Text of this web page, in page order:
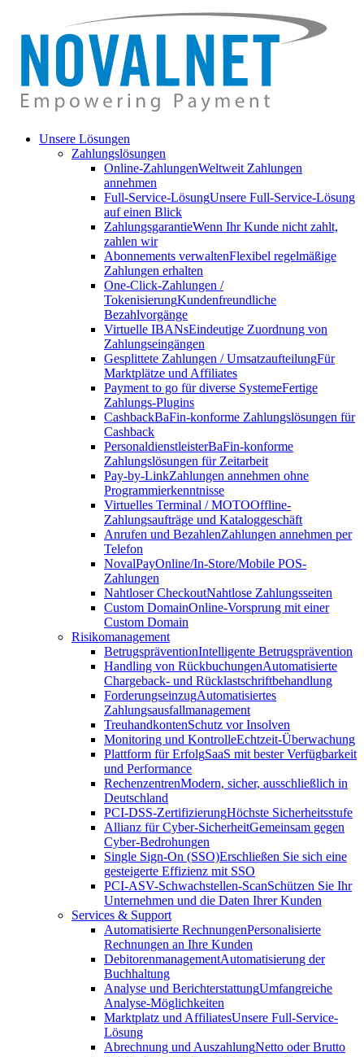
Unsere Lösungen
Zahlungslösungen
Online-ZahlungenWeltweit Zahlungen
annehmen
Full-Service-LösungUnsere Full-Service-Lösung
auf einen Blick
ZahlungsgarantieWenn Ihr Kunde nicht zahlt,
zahlen wir
Abonnements verwaltenFlexibel regelmäßige
Zahlungen erhalten
One-Click-Zahlungen /
TokenisierungKundenfreundliche
Bezahlvorgänge
Virtuelle IBANsEindeutige Zuordnung von
Zahlungseingängen
Gesplittete Zahlungen / UmsatzaufteilungFür
Marktplätze und Affiliates
Payment to go für diverse SystemeFertige
Zahlungs-Plugins
CashbackBaFin-konforme Zahlungslösungen für
Cashback
PersonaldienstleisterBaFin-konforme
Zahlungslösungen für Zeitarbeit
Pay-by-LinkZahlungen annehmen ohne
Programmierkenntnisse
Virtuelles Terminal / MOTOOffline-
Zahlungsaufträge und Kataloggeschäft
Anrufen und BezahlenZahlungen annehmen per
Telefon
NovalPayOnline/In-Store/Mobile POS-
Zahlungen
Nahtloser CheckoutNahtlose Zahlungsseiten
Custom DomainOnline-Vorsprung mit einer
Custom Domain
Risikomanagement
BetrugspräventionIntelligente Betrugsprävention
Handling von RückbuchungenAutomatisierte
Chargeback- und Rücklastschriftbehandlung
ForderungseinzugAutomatisiertes
Zahlungsausfallmanagement
TreuhandkontenSchutz vor Insolven
Monitoring und KontrolleEchtzeit-Überwachung
Plattform für ErfolgSaaS mit bester Verfügbarkeit
und Performance
RechenzentrenModern, sicher, ausschließlich in
Deutschland
PCI-DSS-ZertifizierungHöchste Sicherheitsstufe
Allianz für Cyber-SicherheitGemeinsam gegen
Cyber-Bedrohungen
Single Sign-On (SSO)Erschließen Sie sich eine
gesteigerte Effizienz mit SSO
PCI-ASV-Schwachstellen-ScanSchützen Sie Ihr
Unternehmen und die Daten Ihrer Kunden
Services & Support
Automatisierte RechnungenPersonalisierte
Rechnungen an Ihre Kunden
DebitorenmanagementAutomatisierung der
Buchhaltung
Analyse und BerichterstattungUmfangreiche
Analyse-Möglichkeiten
Marktplatz und AffiliatesUnsere Full-Service-
Lösung
Abrechnung und AuszahlungNetto oder Brutto